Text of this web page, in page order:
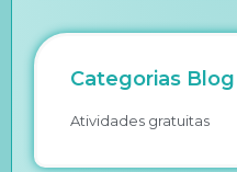
Categorias Blog
Atividades gratuitas